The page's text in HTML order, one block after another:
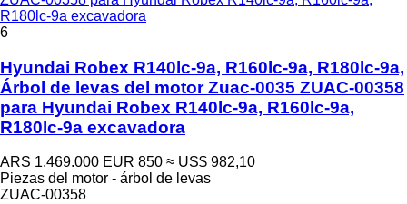
R180lc-9a excavadora
6
Hyundai Robex R140lc-9a, R160lc-9a, R180lc-9a,
Árbol de levas del motor Zuac-0035 ZUAC-00358
para Hyundai Robex R140lc-9a, R160lc-9a,
R180lc-9a excavadora
ARS 1.469.000 EUR 850 ≈ US$ 982,10
Piezas del motor - árbol de levas
ZUAC-00358